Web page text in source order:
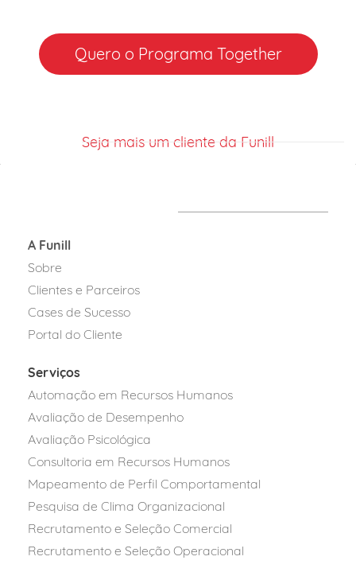
Quero o Programa Together
Seja mais um cliente da Funill
A Funill
Sobre
Clientes e Parceiros
Cases de Sucesso
Portal do Cliente
Serviços
Automação em Recursos Humanos
Avaliação de Desempenho
Avaliação Psicológica
Consultoria em Recursos Humanos
Mapeamento de Perfil Comportamental
Pesquisa de Clima Organizacional
Recrutamento e Seleção Comercial
Recrutamento e Seleção Operacional